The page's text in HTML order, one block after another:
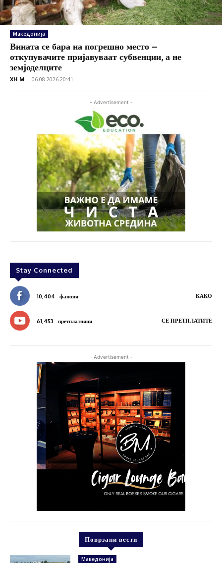
Македонија
Вината се бара на погрешно место –
откупувачите пријавуваат субвенции, а не
земјоделците
XH M - 06.08.2026 20:41
- Advertisement -
Stay Connected
10,404 фанови КАКО
61,453 претплатници СЕ ПРЕТПЛАТИТЕ
- Advertisement -
Поврзани вести
Македонија